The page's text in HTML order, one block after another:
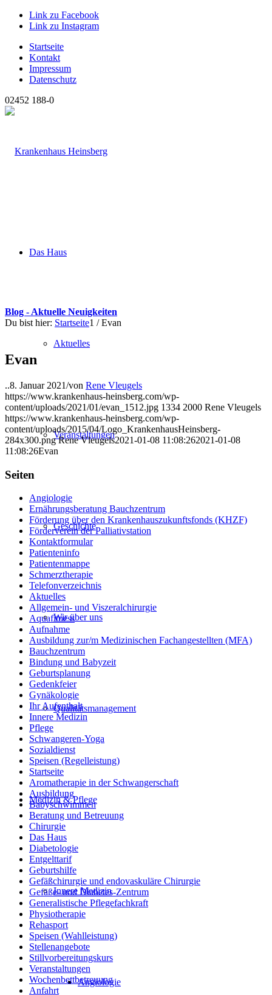
Link zu Facebook
Link zu Instagram
Startseite
Kontakt
Impressum
Datenschutz
02452 188-0
Das Haus
Aktuelles
Veranstaltungen
Geschichte
Wir über uns
Qualitätsmanagement
Medizin & Pflege
Innere Medizin
Angiologie
Blog - Aktuelle Neuigkeiten
Du bist hier: Startseite1 / Evan
Evan
..8. Januar 2021/von Rene Vleugels
https://www.krankenhaus-heinsberg.com/wp-
content/uploads/2021/01/evan_1512.jpg 1334 2000 Rene Vleugels
https://www.krankenhaus-heinsberg.com/wp-
content/uploads/2015/04/Logo_KrankenhausHeinsberg-
284x300.png Rene Vleugels2021-01-08 11:08:262021-01-08
11:08:26Evan
Seiten
Angiologie
Ernährungsberatung Bauchzentrum
Förderung über den Krankenhauszukunftsfonds (KHZF)
Förderverein der Palliativstation
Kontaktformular
Patienteninfo
Patientenmappe
Schmerztherapie
Telefonverzeichnis
Aktuelles
Allgemein- und Viszeralchirurgie
Aquafitness
Aufnahme
Ausbildung zur/m Medizinischen Fachangestellten (MFA)
Bauchzentrum
Bindung und Babyzeit
Geburtsplanung
Gedenkfeier
Gynäkologie
Ihr Aufenthalt
Innere Medizin
Pflege
Schwangeren-Yoga
Sozialdienst
Speisen (Regelleistung)
Startseite
Aromatherapie in der Schwangerschaft
Ausbildung
Babyschwimmen
Beratung und Betreuung
Chirurgie
Das Haus
Diabetologie
Entgelttarif
Geburtshilfe
Gefäßchirurgie und endovaskuläre Chirurgie
Gefäße- und Diabetes-Zentrum
Generalistische Pflegefachkraft
Physiotherapie
Rehasport
Speisen (Wahlleistung)
Stellenangebote
Stillvorbereitungskurs
Veranstaltungen
Wochenbettbetreuung
Anfahrt